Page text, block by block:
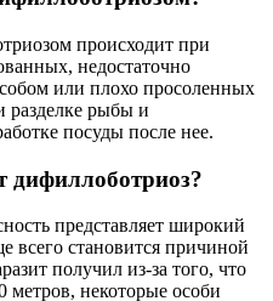
происходит при
недостаточно
или плохо просоленных
разделке рыбы и
посуды после нее.
дифиллоботриоз?
представляет широкий
всего становится причиной
получил из-за того, что
некоторые особи